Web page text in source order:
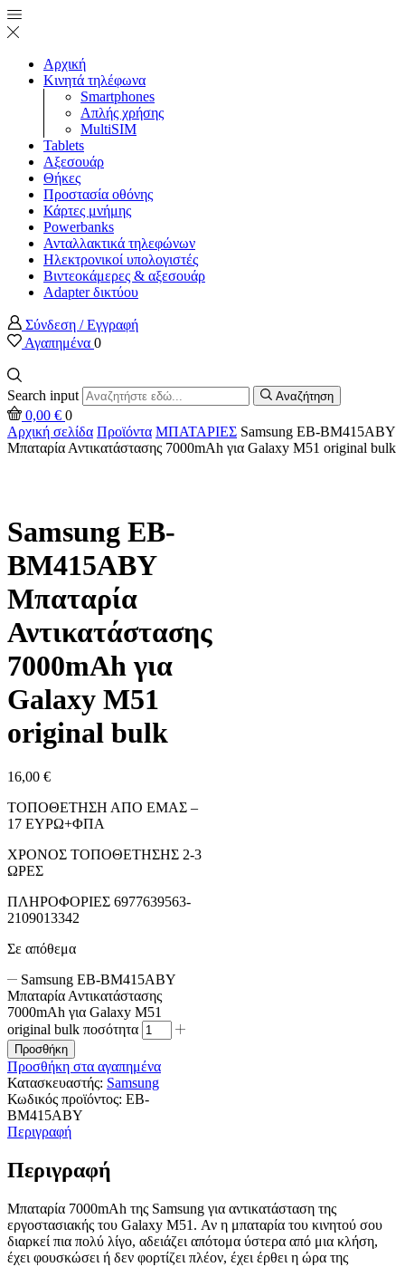
Αρχική
Κινητά τηλέφωνα
Smartphones
Απλής χρήσης
MultiSIM
Tablets
Αξεσουάρ
Θήκες
Προστασία οθόνης
Κάρτες μνήμης
Powerbanks
Ανταλλακτικά τηλεφώνων
Ηλεκτρονικοί υπολογιστές
Βιντεοκάμερες & αξεσουάρ
Adapter δικτύου
Σύνδεση / Εγγραφή
Αγαπημένα 0
Search input Αναζήτηση
0,00 € 0
Αρχική σελίδα Προϊόντα ΜΠΑΤΑΡΙΕΣ Samsung EB-BM415ABY
Μπαταρία Αντικατάστασης 7000mAh για Galaxy M51 original bulk
Samsung EB-
BM415ABY
Μπαταρία
Αντικατάστασης
7000mAh για
Galaxy M51
original bulk
16,00 €
ΤΟΠΟΘΕΤΗΣΗ ΑΠΟ ΕΜΑΣ –
17 ΕΥΡΩ+ΦΠΑ
ΧΡΟΝΟΣ ΤΟΠΟΘΕΤΗΣΗΣ 2-3
ΩΡΕΣ
ΠΛΗΡΟΦΟΡΙΕΣ 6977639563-
2109013342
Σε απόθεμα
Samsung EB-BM415ABY
Μπαταρία Αντικατάστασης
7000mAh για Galaxy M51
original bulk ποσότητα
Προσθήκη
Προσθήκη στα αγαπημένα
Κατασκευαστής: Samsung
Κωδικός προϊόντος: EB-
BM415ABY
Περιγραφή
Περιγραφή
Μπαταρία 7000mAh της Samsung για αντικατάσταση της
εργοστασιακής του Galaxy M51. Αν η μπαταρία του κινητού σου
διαρκεί πια πολύ λίγο, αδειάζει απότομα ύστερα από μια κλήση,
έχει φουσκώσει ή δεν φορτίζει πλέον, έχει έρθει η ώρα της